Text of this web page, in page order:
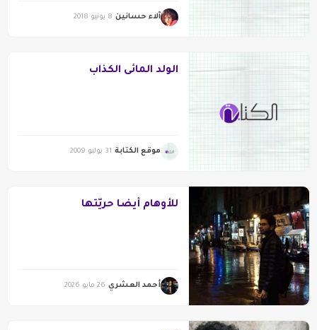
آلاء حسانين 8 يونيو 2018
الولد المائى الكذاب
موقع الكتابة 31 يوليو 2009
للأوهام أيضًا حريّتُها
أحمد العشري 26 مايو 2026